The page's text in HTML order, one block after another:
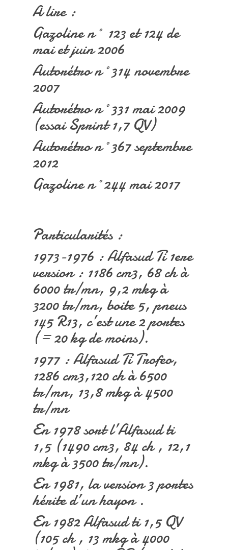
A lire :
Gazoline n° 123 et 124 de
mai et juin 2006
Autorétro n°314 novembre
2007
Autorétro n°331 mai 2009
(essai Sprint 1,7 QV)
Autorétro n°367 septembre
2012
Gazoline n°244 mai 2017
Particularités :
1973-1976 : Alfasud Ti 1ere
version : 1186 cm3, 68 ch à
6000 tr/mn, 9,2 mkg à
3200 tr/mn, boite 5, pneus
145 R13, c’est une 2 portes
(= 20 kg de moins).
1977 : Alfasud Ti Trofeo,
1286 cm3,120 ch à 6500
tr/mn, 13,8 mkg à 4500
tr/mn
En 1978 sort l’Alfasud ti
1,5 (1490 cm3, 84 ch , 12,1
mkg à 3500 tr/mn).
En 1981, la version 3 portes
hérite d’un hayon .
En 1982 Alfasud ti 1,5 QV
(105 ch , 13 mkg à 4000